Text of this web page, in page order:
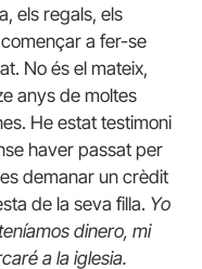
els regals, els
a fer-se
No és el mateix,
anys de moltes
He estat testimoni
haver passat per
demanar un crèdit
de la seva filla. Yo
dinero, mi
a la iglesia.